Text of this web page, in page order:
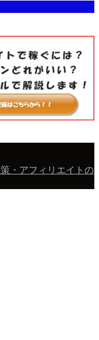
策・アフィリエイトの